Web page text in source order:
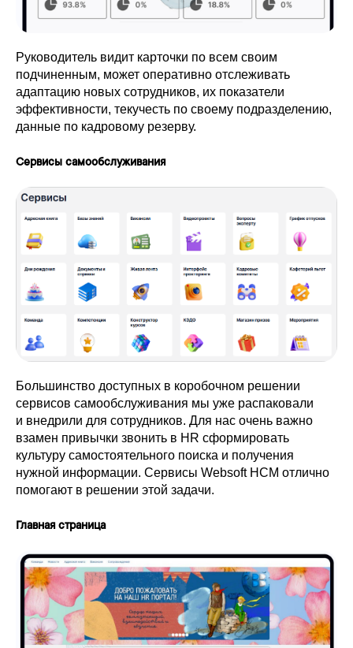
Руководитель видит карточки по всем своим
подчиненным, может оперативно отслеживать
адаптацию новых сотрудников, их показатели
эффективности, текучесть по своему подразделению,
данные по кадровому резерву.
Сервисы самообслуживания
Большинство доступных в коробочном решении
сервисов самообслуживания мы уже распаковали
и внедрили для сотрудников. Для нас очень важно
взамен привычки звонить в HR сформировать
культуру самостоятельного поиска и получения
нужной информации. Сервисы Websoft HCM отлично
помогают в решении этой задачи.
Главная страница